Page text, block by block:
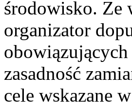
środowisko. Ze
organizator
zasadność
cele wskazane